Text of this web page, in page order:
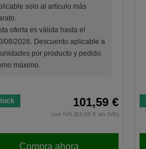
solo al artículo más
oferta es válida hasta el
08/2026. Descuento aplicable a
por producto y pedido
máximo.
101,59 €
con IVA (83,96 € sin IVA)
Compra ahora